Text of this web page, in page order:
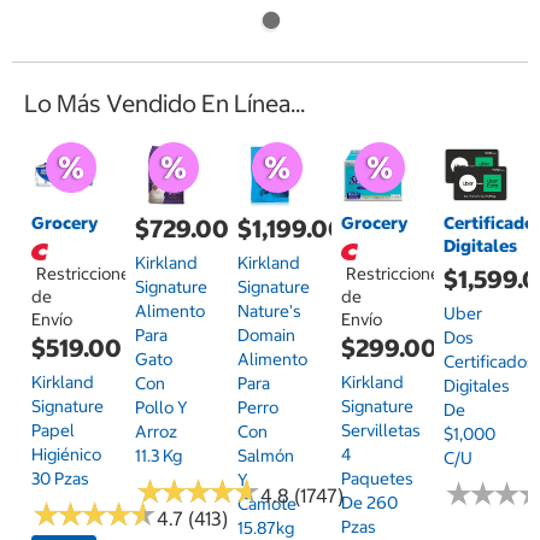
Lo Más Vendido En Línea...
Grocery
Restricciones
de
Envío
$519.00
Kirkland
Signature
Papel
Higiénico
30 Pzas
★★★★★
★★★★★4.7 (413)
$729.00
Kirkland
Signature
Alimento
Para
Gato
Con
Pollo Y
Arroz
11.3 Kg
★★★★★
★★★★★4.8 (1747)
$1,199.00
Kirkland
Signature
Nature's
Domain
Alimento
Para
Perro
Con
Salmón
Y
Camote
15.87kg
Grocery
Restricciones
de
Envío
$299.00
Kirkland
Signature
Servilletas
4
Paquetes
De 260
Pzas
Digitales
Uber
Dos
Certificados
Digitales
De
$1,000
C/u
★★★
★★★